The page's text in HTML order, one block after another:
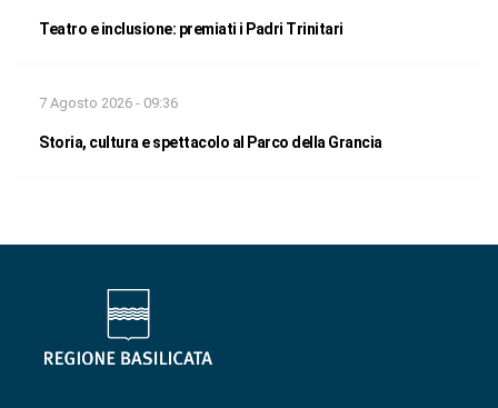
Teatro e inclusione: premiati i Padri Trinitari
7 Agosto 2026 - 09:36
Storia, cultura e spettacolo al Parco della Grancia